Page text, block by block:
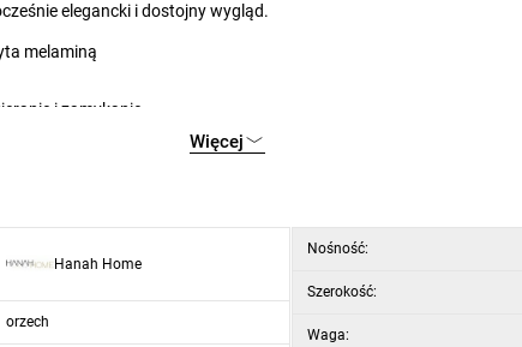
elegancki i dostojny wygląd.
melaminą
i zamykanie
Więcej
Hanah Home
orzech
Nośność:
Szerokość:
Waga: